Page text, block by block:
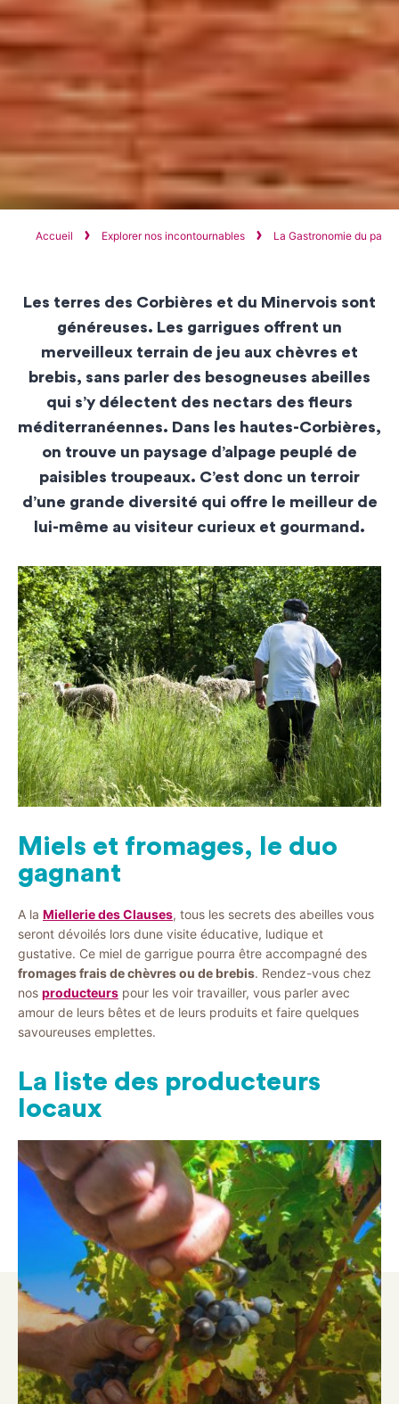
Accueil Explorer nos incontournables La Gastronomie du pays
Les terres des Corbières et du Minervois sont
généreuses. Les garrigues offrent un
merveilleux terrain de jeu aux chèvres et
brebis, sans parler des besogneuses abeilles
qui s’y délectent des nectars des fleurs
méditerranéennes. Dans les hautes-Corbières,
on trouve un paysage d’alpage peuplé de
paisibles troupeaux. C’est donc un terroir
d’une grande diversité qui offre le meilleur de
lui-même au visiteur curieux et gourmand.
Miels et fromages, le duo
gagnant
A la Miellerie des Clauses, tous les secrets des abeilles vous
seront dévoilés lors dune visite éducative, ludique et
gustative. Ce miel de garrigue pourra être accompagné des
fromages frais de chèvres ou de brebis. Rendez-vous chez
nos producteurs pour les voir travailler, vous parler avec
amour de leurs bêtes et de leurs produits et faire quelques
savoureuses emplettes.
La liste des producteurs
locaux